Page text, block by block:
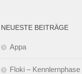
NEUESTE BEITRÄGE
Appa
Floki – Kennlernphase